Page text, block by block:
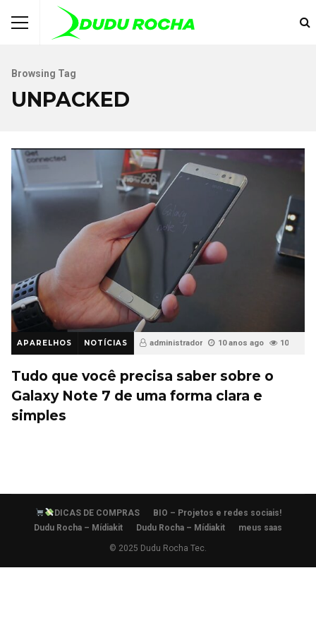
Browsing Tag
UNPACKED
APARELHOS NOTÍCIAS administrador 10 anos ago 10
Tudo que você precisa saber sobre o
Galaxy Note 7 de uma forma clara e
simples
DICAS DE COMPRAS
BIO – Projetos e redes sociais!
Dudu Rocha – Mídiakit
Dudu Rocha – Mídiakit meus saas
© 2025 Dudu Rocha Tec.